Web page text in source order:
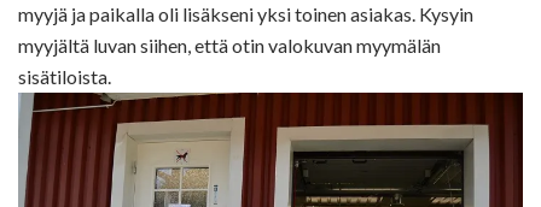
myyjä ja paikalla oli lisäkseni yksi toinen asiakas. Kysyin
myyjältä luvan siihen, että otin valokuvan myymälän
sisätiloista.